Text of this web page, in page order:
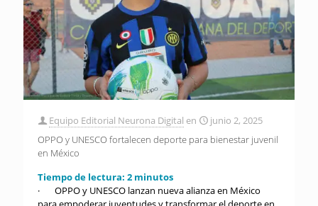
Equipo Editorial Neurona Digital en
junio 2, 2025
OPPO y UNESCO fortalecen deporte para bienestar juvenil
en México
Tiempo de lectura: 2 minutos
· OPPO y UNESCO lanzan nueva alianza en México